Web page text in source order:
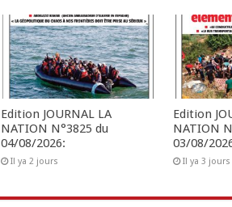
Edition JOURNAL LA
NATION N°3825 du
04/08/2026:
Il ya 2 jours
Edition
NATION
03/08/
Il ya 3 jours